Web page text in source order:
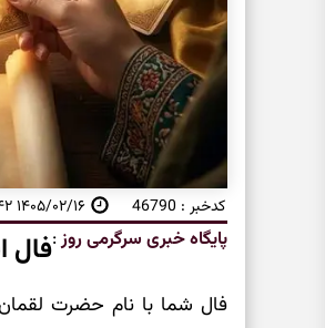
کدخبر : 46790 ۱۴۰۵/۰۲/۱۶ ۱۲:۳۶:۴۲
پایگاه خبری سرگرمی روز:فال
فال شما با نام حضرت